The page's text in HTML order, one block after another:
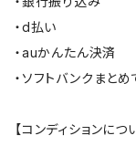
・d払い
・auかんたん決済
・ソフトバンクまと
【コンディションにつ